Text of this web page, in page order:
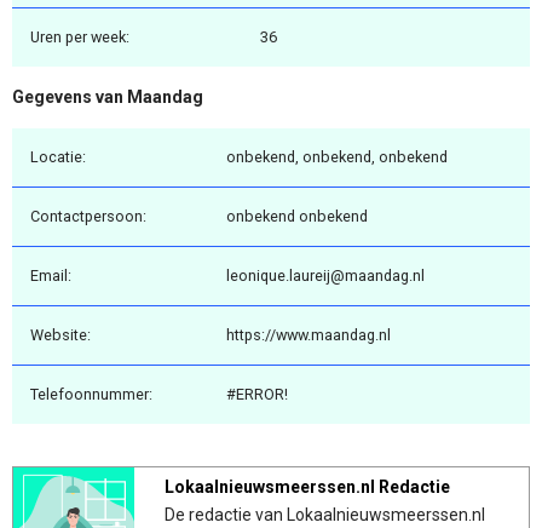
Uren per week: 36
Gegevens van Maandag
Locatie: onbekend, onbekend, onbekend
Contactpersoon: onbekend onbekend
Email: leonique.laureij@maandag.nl
Website: https://www.maandag.nl
Telefoonnummer: #ERROR!
Lokaalnieuwsmeerssen.nl Redactie
De redactie van Lokaalnieuwsmeerssen.nl